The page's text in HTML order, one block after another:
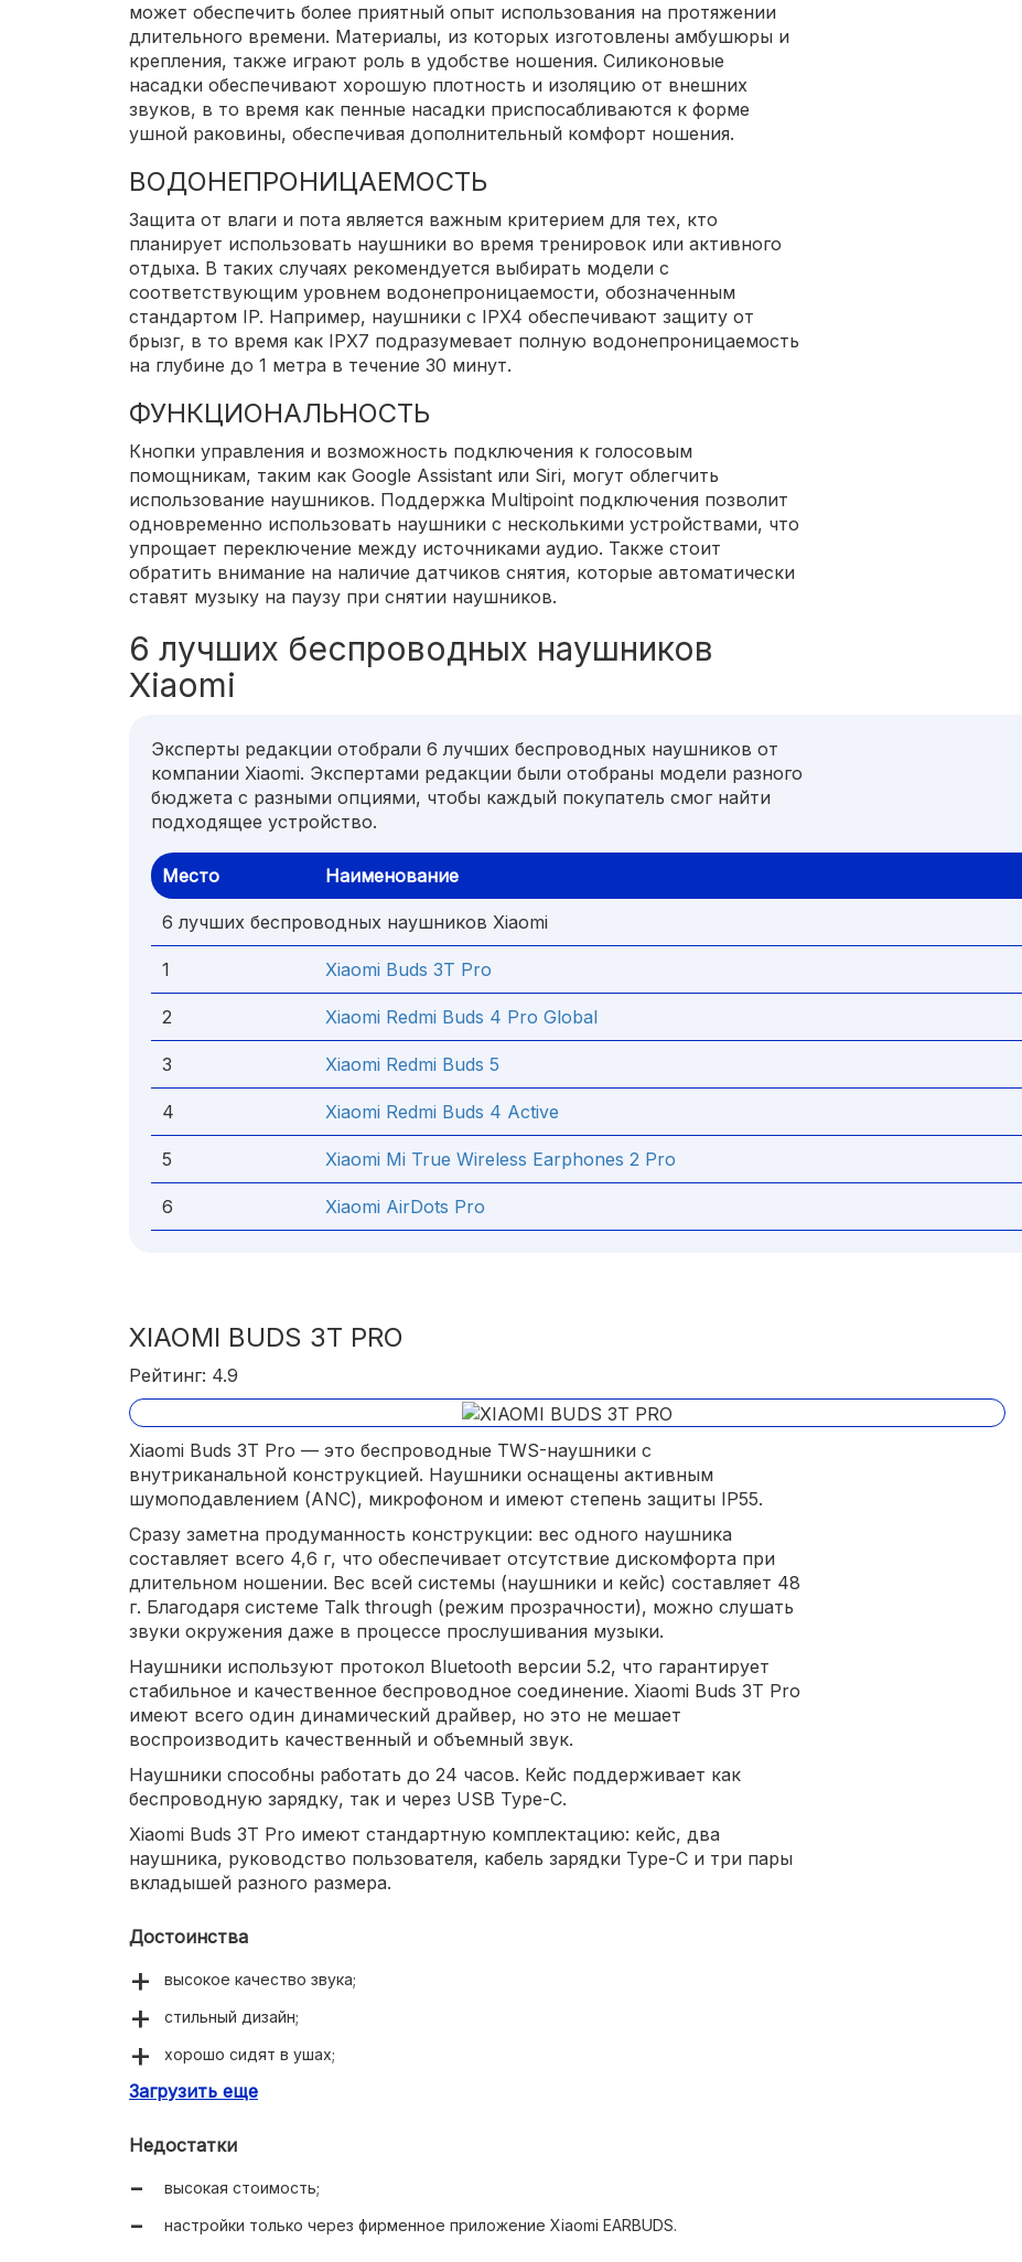
может обеспечить более приятный опыт использования на протяжении
длительного времени. Материалы, из которых изготовлены амбушюры и
крепления, также играют роль в удобстве ношения. Силиконовые
насадки обеспечивают хорошую плотность и изоляцию от внешних
звуков, в то время как пенные насадки приспосабливаются к форме
ушной раковины, обеспечивая дополнительный комфорт ношения.
ВОДОНЕПРОНИЦАЕМОСТЬ
Защита от влаги и пота является важным критерием для тех, кто
планирует использовать наушники во время тренировок или активного
отдыха. В таких случаях рекомендуется выбирать модели с
соответствующим уровнем водонепроницаемости, обозначенным
стандартом IP. Например, наушники с IPX4 обеспечивают защиту от
брызг, в то время как IPX7 подразумевает полную водонепроницаемость
на глубине до 1 метра в течение 30 минут.
ФУНКЦИОНАЛЬНОСТЬ
Кнопки управления и возможность подключения к голосовым
помощникам, таким как Google Assistant или Siri, могут облегчить
использование наушников. Поддержка Multipoint подключения позволит
одновременно использовать наушники с несколькими устройствами, что
упрощает переключение между источниками аудио. Также стоит
обратить внимание на наличие датчиков снятия, которые автоматически
ставят музыку на паузу при снятии наушников.
6 лучших беспроводных наушников
Xiaomi
Эксперты редакции отобрали 6 лучших беспроводных наушников от
компании Xiaomi. Экспертами редакции были отобраны модели разного
бюджета с разными опциями, чтобы каждый покупатель смог найти
подходящее устройство.
Место Наименование
6 лучших беспроводных наушников Xiaomi
1 Xiaomi Buds 3T Pro
2 Xiaomi Redmi Buds 4 Pro Global
3 Xiaomi Redmi Buds 5
4 Xiaomi Redmi Buds 4 Active
5 Xiaomi Mi True Wireless Earphones 2 Pro
6 Xiaomi AirDots Pro
XIAOMI BUDS 3T PRO
Рейтинг: 4.9
Xiaomi Buds 3T Pro — это беспроводные TWS-наушники с
внутриканальной конструкцией. Наушники оснащены активным
шумоподавлением (ANC), микрофоном и имеют степень защиты IP55.
Сразу заметна продуманность конструкции: вес одного наушника
составляет всего 4,6 г, что обеспечивает отсутствие дискомфорта при
длительном ношении. Вес всей системы (наушники и кейс) составляет 48
г. Благодаря системе Talk through (режим прозрачности), можно слушать
звуки окружения даже в процессе прослушивания музыки.
Наушники используют протокол Bluetooth версии 5.2, что гарантирует
стабильное и качественное беспроводное соединение. Xiaomi Buds 3T Pro
имеют всего один динамический драйвер, но это не мешает
воспроизводить качественный и объемный звук.
Наушники способны работать до 24 часов. Кейс поддерживает как
беспроводную зарядку, так и через USB Type-C.
Xiaomi Buds 3T Pro имеют стандартную комплектацию: кейс, два
наушника, руководство пользователя, кабель зарядки Type-C и три пары
вкладышей разного размера.
Достоинства
высокое качество звука;
стильный дизайн;
хорошо сидят в ушах;
адаптивное шумоподавление;
Загрузить еще
Недостатки
высокая стоимость;
настройки только через фирменное приложение Xiaomi EARBUDS.